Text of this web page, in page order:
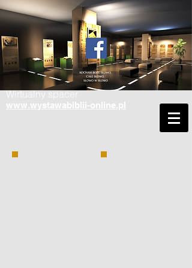
Wirtualny spacer
www.wystawabiblii-online.pl